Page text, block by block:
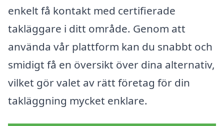
enkelt få kontakt med certifierade
takläggare i ditt område. Genom att
använda vår plattform kan du snabbt och
smidigt få en översikt över dina alternativ,
vilket gör valet av rätt företag för din
takläggning mycket enklare.